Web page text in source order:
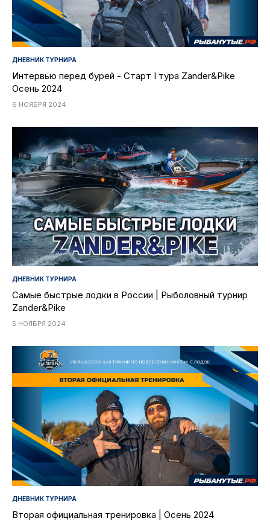
ДНЕВНИК ТУРНИРА
Интервью перед бурей - Старт I тура Zander&Pike
Осень 2024
6 НОЯБРЯ 2024
ДНЕВНИК ТУРНИРА
Самые быстрые лодки в России | Рыболовный турнир
Zander&Pike
5 НОЯБРЯ 2024
ДНЕВНИК ТУРНИРА
Вторая официальная тренировка | Осень 2024